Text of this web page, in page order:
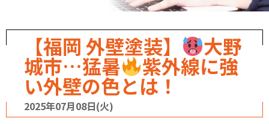
【福岡 外壁塗装】 大野
城市…猛暑 紫外線に強
い外壁の色とは！
2025年07月08日(火)